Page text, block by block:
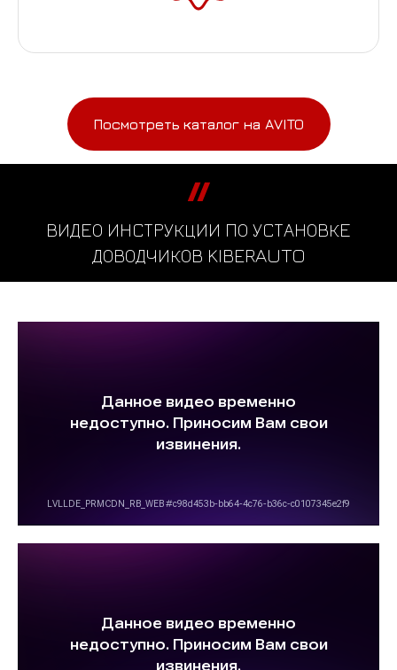
Посмотреть каталог на AVITO
ВИДЕО ИНСТРУКЦИИ ПО УСТАНОВКЕ
ДОВОДЧИКОВ KIBERAUTO